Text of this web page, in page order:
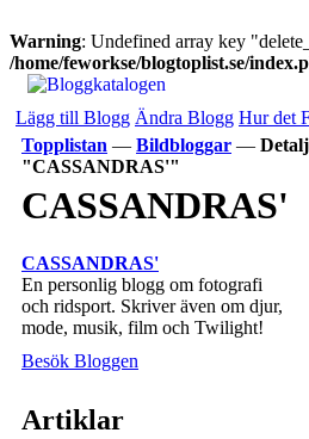
Warning: Undefined array key
/home/feworkse/blogtoplist.se/
Lägg till Blogg Ändra Blogg Hur det
Topplistan — Bildbloggar —
"CASSANDRAS'"
CASSANDRAS'
CASSANDRAS'
En personlig blogg om fotografi
och ridsport. Skriver även om djur,
mode, musik, film och Twilight!
Besök Bloggen
Artiklar